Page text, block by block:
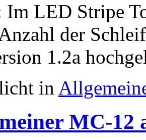
Im LED Stripe
der
1.2a
in
MC-12